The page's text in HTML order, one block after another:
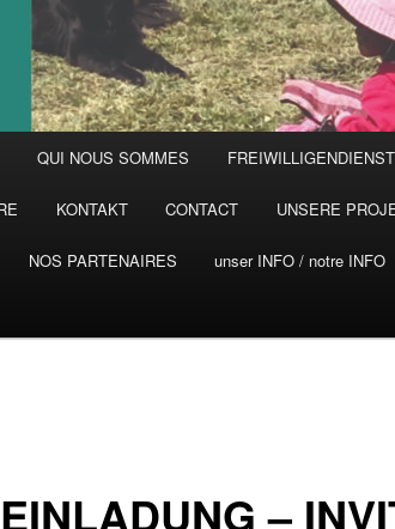
QUI NOUS SOMMES FREIWILLIGENDIENST
KONTAKT CONTACT UNSERE
NOS PARTENAIRES unser INFO / notre INFO
EINLADUNG –